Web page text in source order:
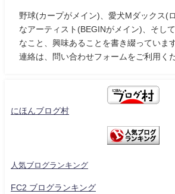
野球(カープがメイン)、愛犬Mダックス(
なアーティスト(BEGINがメイン)、そし
なこと、興味あることを書き綴っています
連絡は、問い合わせフォームをご利用く
にほんブログ村
人気ブログランキング
FC2 ブログランキング